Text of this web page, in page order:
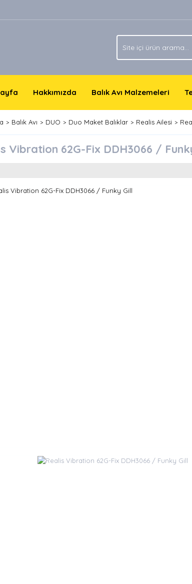
Hakkımızda Balık Avı Malzemeleri
Balık Avı DUO Duo Maket Balıklar Realis Ailesi
Vibration 62G-Fix DDH3066 /